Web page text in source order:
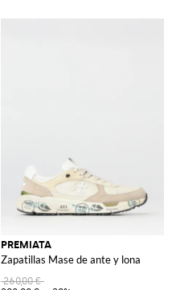
PREMIATA
Zapatillas Mase de ante y lona
260,00 €